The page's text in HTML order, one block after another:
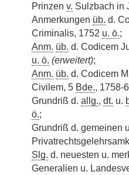
Prinzen v. Sulzbach in
Anmerkungen üb. d.
Criminalis, 1752 u. ö.;
Anm. üb. d. Codicem
u. ö. (erweitert);
Anm. üb. d. Codicem
Civilem, 5 Bde., 1758-
Grundriß d. allg., dt. u.
ö.;
Grundriß d. gemeinen
Slg. d. neuesten u.
Generalien u.